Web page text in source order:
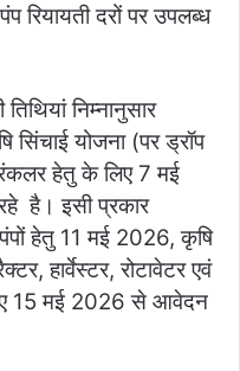
रियायती दरों पर उपलब्ध
निम्नानुसार
सिंचाई योजना (पर ड्रॉप
हेतु के लिए 7 मई
है। इसी प्रकार
हेतु 11 मई 2026, कृषि
हार्वेस्टर, रोटावेटर एवं
15 मई 2026 से आवेदन